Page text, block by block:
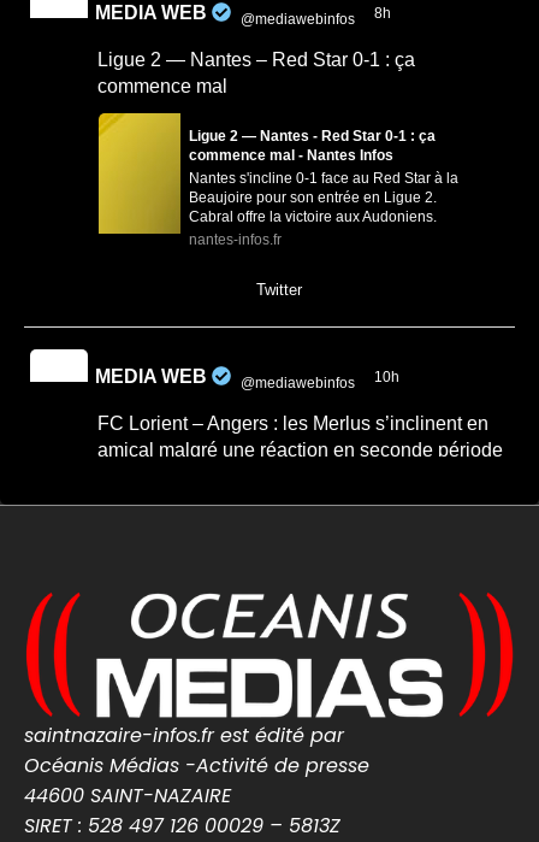
MEDIA WEB @mediawebinfos 8h
Ligue 2 — Nantes – Red Star 0-1 : ça
commence mal
Ligue 2 — Nantes - Red Star 0-1 : ça
commence mal - Nantes Infos
Nantes s'incline 0-1 face au Red Star à la
Beaujoire pour son entrée en Ligue 2.
Cabral offre la victoire aux Audoniens.
nantes-infos.fr
Twitter
MEDIA WEB @mediawebinfos 10h
FC Lorient – Angers : les Merlus s’inclinent en
amical malgré une réaction en seconde période
Résumé, buts et réacti...
lorient-infos.fr
Twitter
MEDIA WEB @mediawebinfos ·
Une arnaque aux faux agents refait surface en
Loire-Atlantique : la police appelle à la vigilance
saintnazaire-infos.fr est édité par
Océanis Médias -Activité de presse
44600 SAINT-NAZAIRE
SIRET : 528 497 126 00029 – 5813Z